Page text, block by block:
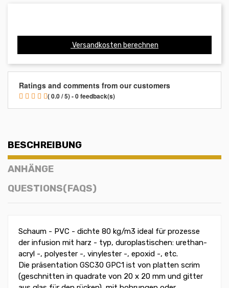
Versandkosten berechnen
Ratings and comments from our customers
( 0.0 / 5) - 0 feedback(s)
BESCHREIBUNG
ANHÄNGE
QUESTIONS(FAQS)
Schaum - PVC - dichte 80 kg/m3 ideal für prozesse
der infusion mit harz - typ, duroplastischen: urethan-
acryl -, polyester -, vinylester -, epoxid -, etc.
Die präsentation GSC30 GPC1 ist von platten scrim
(geschnitten in quadrate von 20 x 20 mm und gitter